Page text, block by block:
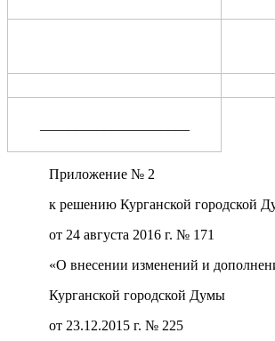
Приложение № 2
к решению Курганской городской
от 24 августа 2016 г. № 171
«О внесении изменений и
Курганской городской Думы
от 23.12.2015 г. № 225